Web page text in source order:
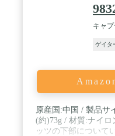
本体、収納袋、交換
登山・トレッキング
年間保証】製造・設
耗、お客様要因の破
ため、縫製が甘い部
せん。ゴムコードを
たいかで、自由に選
かけるフックの隙間
キャ
ゲイタ
原産国:中国 / 製品サ
(約)73g / 材質:ナイ
ッツの下部について